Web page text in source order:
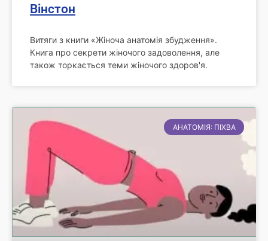
Вінстон
Витяги з книги «Жіноча анатомія збудження».
Книга про секрети жіночого задоволення, але
також торкається теми жіночого здоров'я.
АНАТОМІЯ: ПІХВА